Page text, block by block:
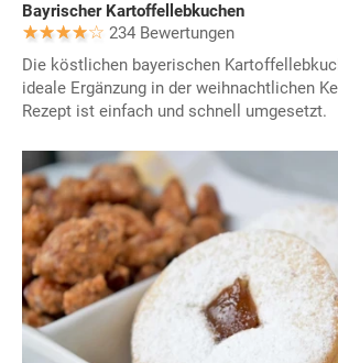
Bayrischer Kartoffellebkuchen
234 Bewertungen
Die köstlichen bayerischen
ideale Ergänzung in der weihnachtlichen
Rezept ist einfach und schnell umgesetzt.